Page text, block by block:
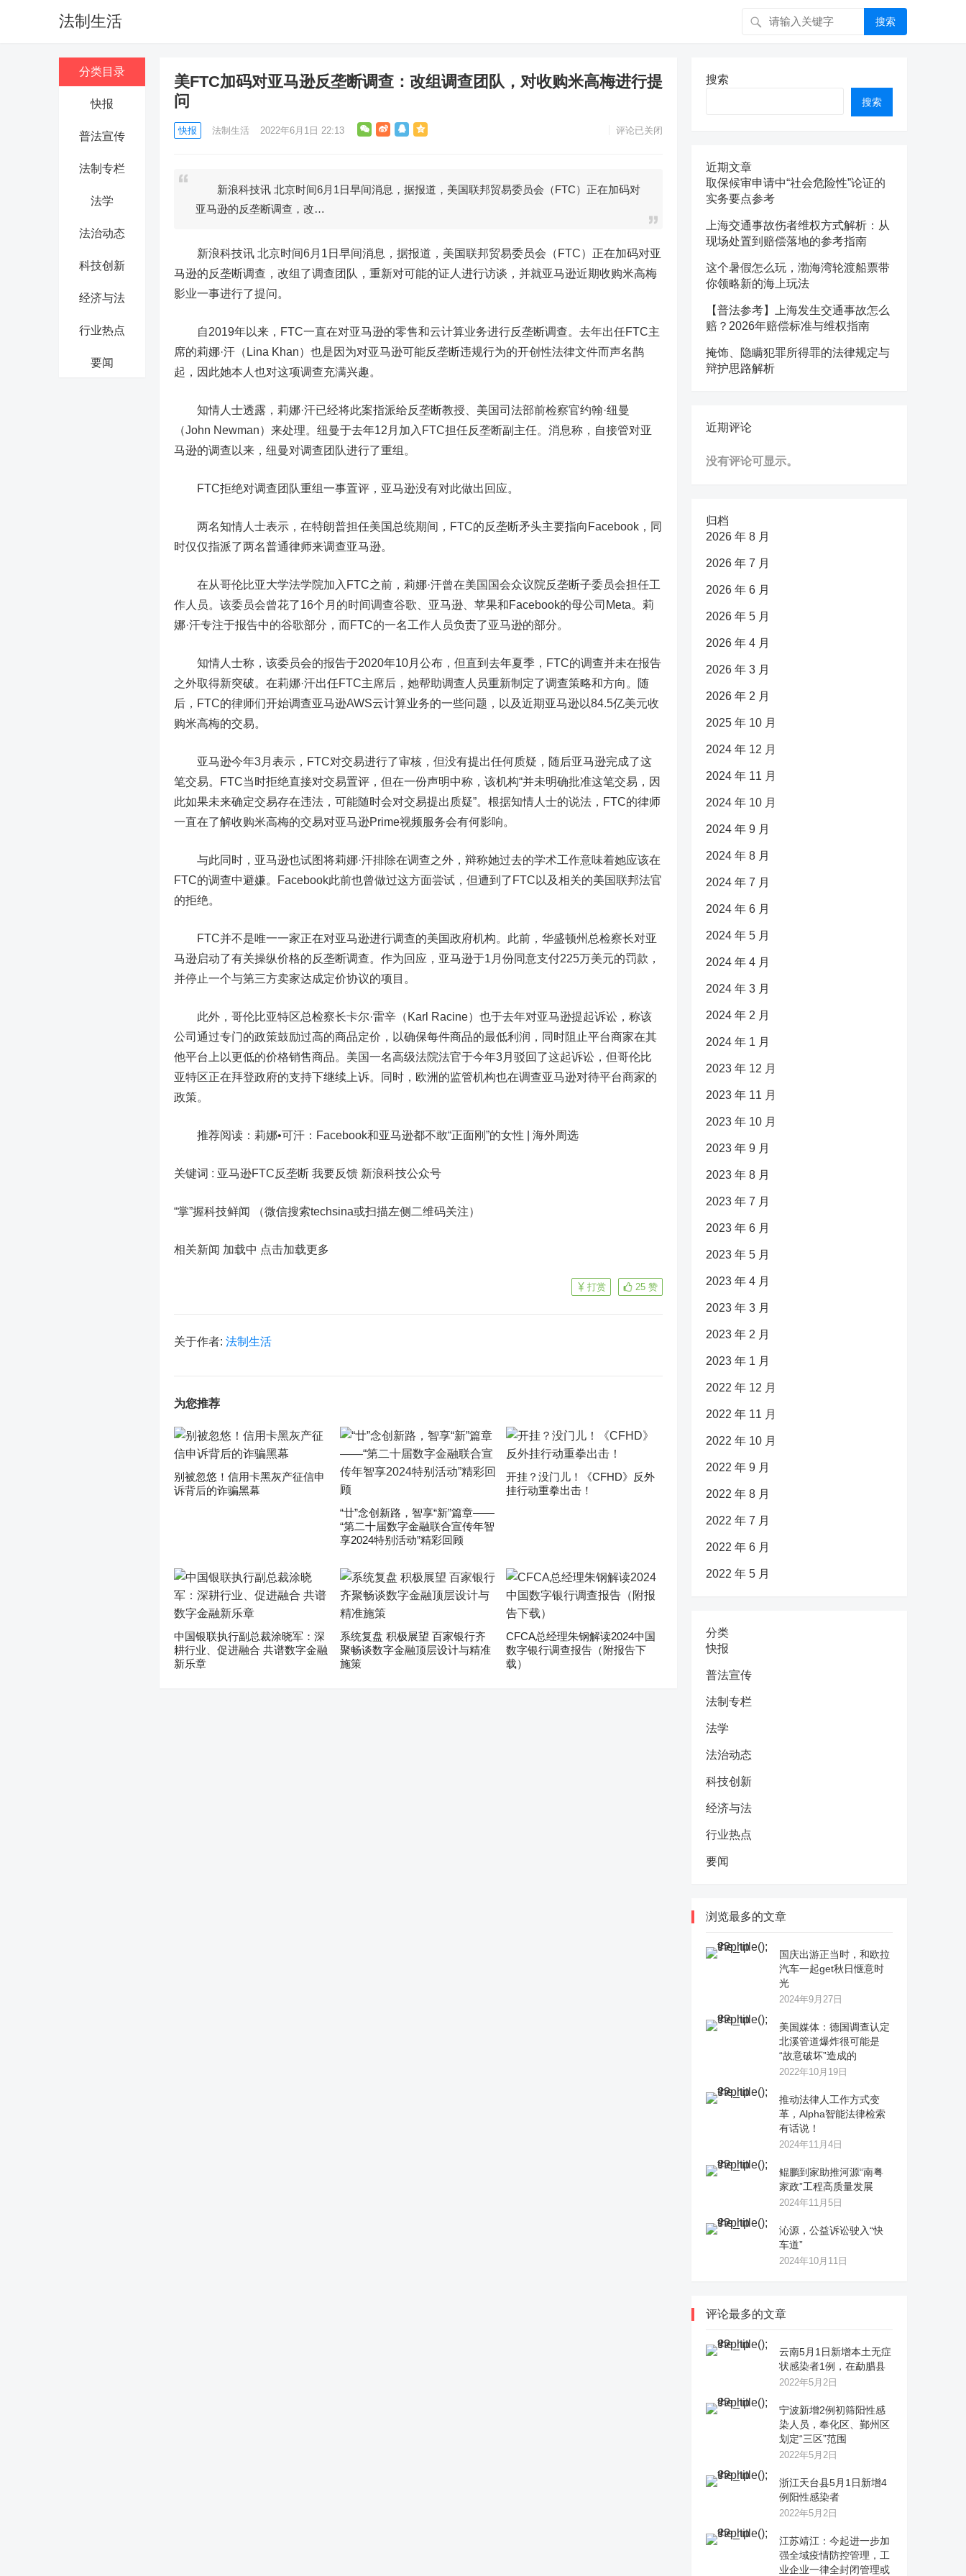
法制生活 搜索
分类目录
快报
普法宣传
法制专栏
法学
法治动态
科技创新
经济与法
行业热点
要闻
美FTC加码对亚马逊反垄断调查：改组调查团队，对收购米高梅进行提
问
快报 法制生活 2022年6月1日 22:13 评论已关闭
新浪科技讯 北京时间6月1日早间消息，据报道，美国联邦贸易委员会（FTC）正在加码对
亚马逊的反垄断调查，改…
新浪科技讯 北京时间6月1日早间消息，据报道，美国联邦贸易委员会（FTC）正在加码对亚
马逊的反垄断调查，改组了调查团队，重新对可能的证人进行访谈，并就亚马逊近期收购米高梅
影业一事进行了提问。
自2019年以来，FTC一直在对亚马逊的零售和云计算业务进行反垄断调查。去年出任FTC主
席的莉娜·汗（Lina Khan）也是因为对亚马逊可能反垄断违规行为的开创性法律文件而声名鹊
起，因此她本人也对这项调查充满兴趣。
知情人士透露，莉娜·汗已经将此案指派给反垄断教授、美国司法部前检察官约翰·纽曼
（John Newman）来处理。纽曼于去年12月加入FTC担任反垄断副主任。消息称，自接管对亚
马逊的调查以来，纽曼对调查团队进行了重组。
FTC拒绝对调查团队重组一事置评，亚马逊没有对此做出回应。
两名知情人士表示，在特朗普担任美国总统期间，FTC的反垄断矛头主要指向 Facebook ，同
时仅仅指派了两名普通律师来调查亚马逊。
在从哥伦比亚大学法学院加入FTC之前，莉娜·汗曾在美国国会众议院反垄断子委员会担任工
作人员。该委员会曾花了16个月的时间调查谷歌 、亚马逊、 苹果和Facebook的母公司Meta。莉
娜·汗专注于报告中的谷歌部分，而FTC的一名工作人员负责了亚马逊的部分。
知情人士称，该委员会的报告于2020年10月公布，但直到去年夏季，FTC的调查并未在报告
之外取得新突破。在莉娜·汗出任FTC主席后，她帮助调查人员重新制定了调查策略和方向。随
后，FTC的律师们开始调查亚马逊AWS云计算业务的一些问题，以及近期亚马逊以84.5亿美元收
购米高梅的交易。
亚马逊今年3月表示，FTC对交易进行了审核，但没有提出任何质疑，随后亚马逊完成了这
笔交易。FTC当时拒绝直接对交易置评，但在一份声明中称，该机构“并未明确批准这笔交易，因
此如果未来确定交易存在违法，可能随时会对交易提出质疑”。根据知情人士的说法，FTC的律师
一直在了解收购米高梅的交易对亚马逊Prime视频服务会有何影响。
与此同时，亚马逊也试图将莉娜·汗排除在调查之外，辩称她过去的学术工作意味着她应该在
FTC的调查中避嫌。Facebook此前也曾做过这方面尝试，但遭到了FTC以及相关的美国联邦法官
的拒绝。
FTC并不是唯一一家正在对亚马逊进行调查的美国政府机构。此前，华盛顿州总检察长对亚
马逊启动了有关操纵价格的反垄断调查。作为回应，亚马逊于1月份同意支付225万美元的罚款，
并停止一个与第三方卖家达成定价协议的项目。
此外，哥伦比亚特区总检察长卡尔·雷辛（Karl Racine）也于去年对亚马逊提起诉讼，称该
公司通过专门的政策鼓励过高的商品定价，以确保每件商品的最低利润，同时阻止平台商家在其
他平台上以更低的价格销售商品。美国一名高级法院法官于今年3月驳回了这起诉讼，但哥伦比
亚特区正在拜登政府的支持下继续上诉。同时，欧洲的监管机构也在调查亚马逊对待平台商家的
政策。
推荐阅读：莉娜•可汗：Facebook和亚马逊都不敢“正面刚”的女性 | 海外周选
关键词 : 亚马逊FTC反垄断 我要反馈 新浪科技公众号
“掌”握科技鲜闻 （微信搜索techsina或扫描左侧二维码关注）
相关新闻 加载中 点击加载更多
25 赞
打赏
关于作者: 法制生活
为您推荐
别被忽悠！信用卡黑灰产征信申
诉背后的诈骗黑幕
“廿”念创新路，智享“新”篇章——
“第二十届数字金融联合宣传年智
享2024特别活动”精彩回顾
开挂？没门儿！《CFHD》反外
挂行动重拳出击！
中国银联执行副总裁涂晓军：深
耕行业、促进融合 共谱数字金融
新乐章
系统复盘 积极展望 百家银行齐
聚畅谈数字金融顶层设计与精准
施策
CFCA总经理朱钢解读2024中国
数字银行调查报告（附报告下
载）
搜索
搜索
近期文章
取保候审申请中“社会危险性”论证的
实务要点参考
上海交通事故伤者维权方式解析：从
现场处置到赔偿落地的参考指南
这个暑假怎么玩，渤海湾轮渡船票带
你领略新的海上玩法
【普法参考】上海发生交通事故怎么
赔？2026年赔偿标准与维权指南
掩饰、隐瞒犯罪所得罪的法律规定与
辩护思路解析
近期评论
没有评论可显示。
归档
2026 年 8 月
2026 年 7 月
2026 年 6 月
2026 年 5 月
2026 年 4 月
2026 年 3 月
2026 年 2 月
2025 年 10 月
2024 年 12 月
2024 年 11 月
2024 年 10 月
2024 年 9 月
2024 年 8 月
2024 年 7 月
2024 年 6 月
2024 年 5 月
2024 年 4 月
2024 年 3 月
2024 年 2 月
2024 年 1 月
2023 年 12 月
2023 年 11 月
2023 年 10 月
2023 年 9 月
2023 年 8 月
2023 年 7 月
2023 年 6 月
2023 年 5 月
2023 年 4 月
2023 年 3 月
2023 年 2 月
2023 年 1 月
2022 年 12 月
2022 年 11 月
2022 年 10 月
2022 年 9 月
2022 年 8 月
2022 年 7 月
2022 年 6 月
2022 年 5 月
分类
快报
普法宣传
法制专栏
法学
法治动态
科技创新
经济与法
行业热点
要闻
浏览最多的文章
国庆出游正当时，和欧拉
汽车一起get秋日惬意时
光
2024年9月27日
美国媒体：德国调查认定
北溪管道爆炸很可能是
“故意破坏”造成的
2022年10月19日
推动法律人工作方式变
革，Alpha智能法律检索
有话说！
2024年11月4日
鲲鹏到家助推河源“南粤
家政”工程高质量发展
2024年11月5日
沁源，公益诉讼驶入“快
车道”
2024年10月11日
评论最多的文章
云南5月1日新增本土无症
状感染者1例，在勐腊县
2022年5月2日
宁波新增2例初筛阳性感
染人员，奉化区、鄞州区
划定“三区”范围
2022年5月2日
浙江天台县5月1日新增4
例阳性感染者
2022年5月2日
江苏靖江：今起进一步加
强全域疫情防控管理，工
业企业一律全封闭管理或